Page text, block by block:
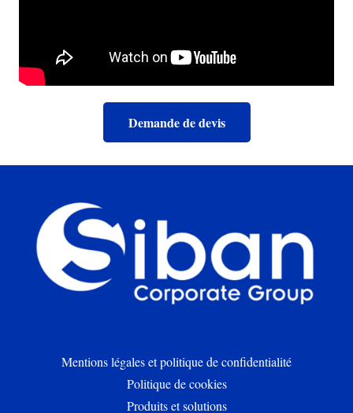
Demande de devis
Mentions légales et politique de confidentialité
Politique de cookies
Produits et solutions